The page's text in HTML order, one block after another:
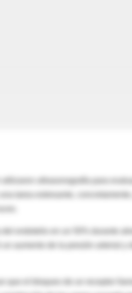
ultrasonografía para
tarea estresante,
endotelio en un 50% durante
que el bloqueo de un receptor